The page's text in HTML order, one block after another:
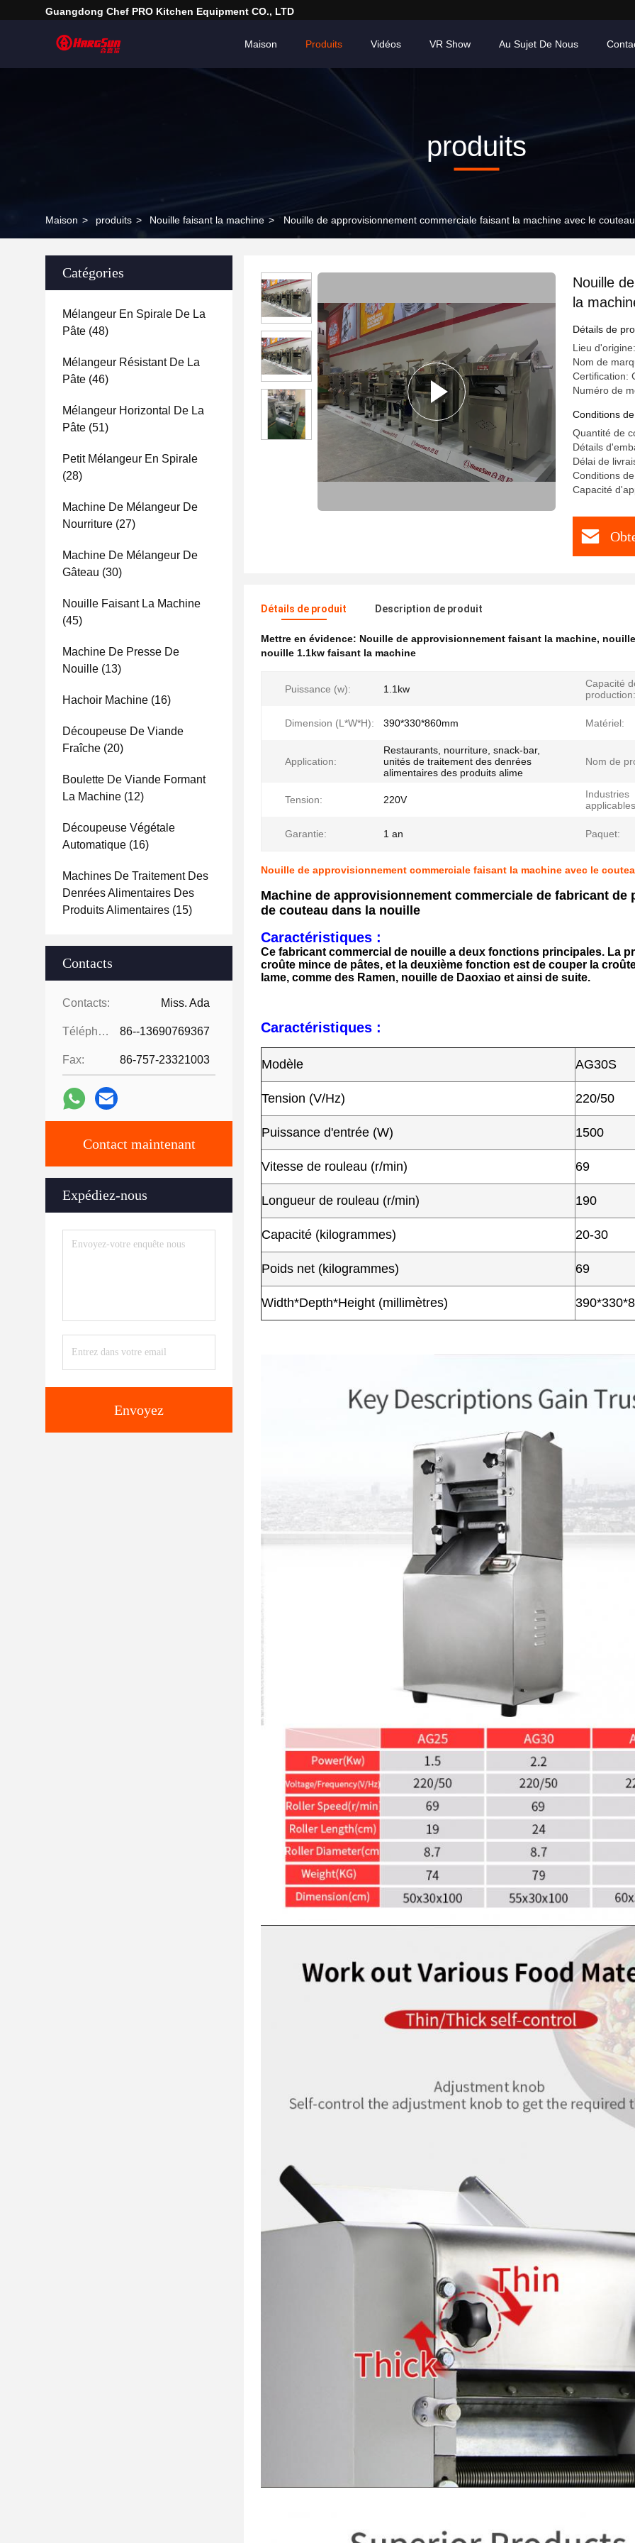
Guangdong Chef PRO Kitchen Equipment CO., LTD
Maison Produits Vidéos VR Show Au Sujet De Nous
produits
Maison > produits > Nouille faisant la machine > Nouille de approvisionnement commerciale faisant la machine avec le
Catégories
Mélangeur En Spirale De La
Pâte (48)
Mélangeur Résistant De La
Pâte (46)
Mélangeur Horizontal De La
Pâte (51)
Petit Mélangeur En Spirale
(28)
Machine De Mélangeur De
Nourriture (27)
Machine De Mélangeur De
Gâteau (30)
Nouille Faisant La Machine
(45)
Machine De Presse De
Nouille (13)
Hachoir Machine (16)
Découpeuse De Viande
Fraîche (20)
Boulette De Viande Formant
La Machine (12)
Découpeuse Végétale
Automatique (16)
Machines De Traitement Des
Denrées Alimentaires Des
Produits Alimentaires (15)
Contacts
Contacts: Miss. Ada
Téléphone: 86--13690769367
Fax: 86-757-23321003
Contact maintenant
Expédiez-nous
Envoyez
Nouille
la
Détails de
Lieu
Nom de
Certification:
Numéro de
Conditions
Quantité de
Détails
Délai de
Conditions
Capacité
Détails de produit Description de produit
Mettre en évidence: Nouille de approvisionnement faisant la machine,
nouille 1.1kw faisant la machine
Puissance (w): 1.1kw
Capacité
production:
Dimension (L*W*H): 390*330*860mm Matériel:
Application:
Restaurants, nourriture, snack-bar,
unités de traitement des denrées
alimentaires des produits alime
Nom de
Tension: 220V
Industries
Garantie: 1 an Paquet:
Nouille de approvisionnement commerciale faisant la machine avec le
Machine de approvisionnement commerciale de fabricant de
de couteau dans la nouille
Caractéristiques :
Ce fabricant commercial de nouille a deux fonctions principales. La
croûte mince de pâtes, et la deuxième fonction est de couper la
lame, comme des Ramen, nouille de Daoxiao et ainsi de suite.
Caractéristiques :
Modèle AG30S
Tension (V/Hz) 220/50
Puissance d'entrée (W) 1500
Vitesse de rouleau (r/min) 69
Longueur de rouleau (r/min) 190
Capacité (kilogrammes) 20-30
Poids net (kilogrammes) 69
Width*Depth*Height (millimètres)